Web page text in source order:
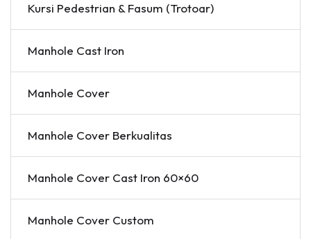
Kursi Pedestrian & Fasum (Trotoar)
Manhole Cast Iron
Manhole Cover
Manhole Cover Berkualitas
Manhole Cover Cast Iron 60×60
Manhole Cover Custom